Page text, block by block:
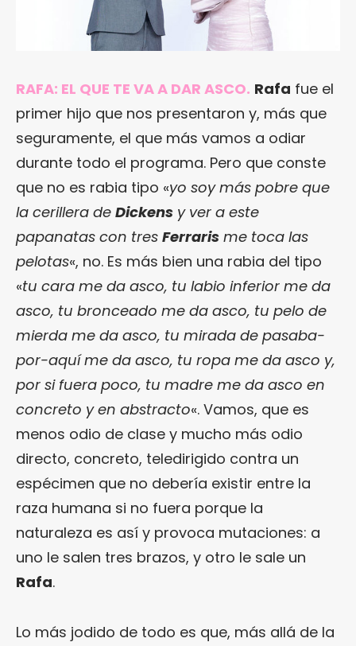
RAFA: EL QUE TE VA A DAR ASCO. Rafa fue el
primer hijo que nos presentaron y, más que
seguramente, el que más vamos a odiar
durante todo el programa. Pero que conste
que no es rabia tipo «yo soy más pobre que
la cerillera de Dickens y ver a este
papanatas con tres Ferraris me toca las
pelotas«, no. Es más bien una rabia del tipo
«tu cara me da asco, tu labio inferior me da
asco, tu bronceado me da asco, tu pelo de
mierda me da asco, tu mirada de pasaba-
por-aquí me da asco, tu ropa me da asco y,
por si fuera poco, tu madre me da asco en
concreto y en abstracto«. Vamos, que es
menos odio de clase y mucho más odio
directo, concreto, teledirigido contra un
espécimen que no debería existir entre la
raza humana si no fuera porque la
naturaleza es así y provoca mutaciones: a
uno le salen tres brazos, y otro le sale un
Rafa.
Lo más jodido de todo es que, más allá de la